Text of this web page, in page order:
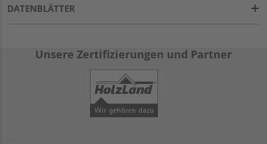
DATENBLÄTTER
Unsere Zertifizierungen und Partner